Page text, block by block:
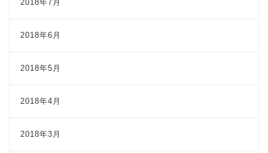
2018年7月
2018年6月
2018年5月
2018年4月
2018年3月